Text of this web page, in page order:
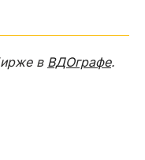
в ВДОграфе.